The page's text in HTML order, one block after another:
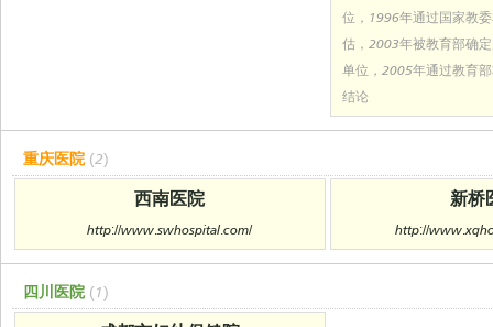
位，1996年通过国家教
估，2003年被教育部确
单位，2005年通过教育
结论
重庆医院 (2)
西南医院
http://www.swhospital.com/
新桥
http://
四川医院 (1)